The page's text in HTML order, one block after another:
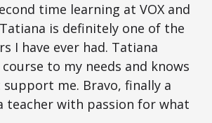
time learning at VOX and
is definitely one of the
I have ever had. Tatiana
to my needs and knows
me. Bravo, finally a
teacher with passion for what